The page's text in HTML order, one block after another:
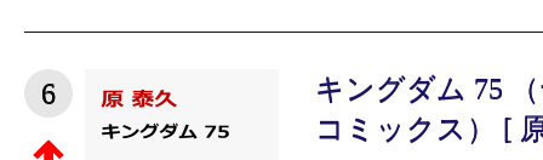
6
キングダム 75
コミックス） [